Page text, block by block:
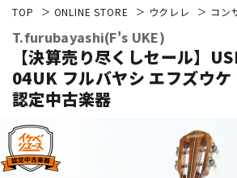
エレキギター
TOP ONLINE STORE ウクレレ コン
T.furubayashi(F's UKE)
【決算売り尽くしセール】
04UK フルバヤシ エフズウケ
認定中古楽器